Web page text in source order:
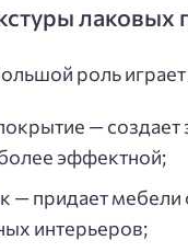
лаковых
роль
—
эффектной;
— придает мебели
интерьеров;